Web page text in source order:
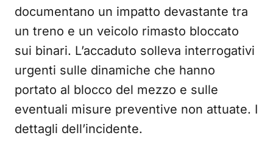
documentano un impatto devastante tra
un treno e un veicolo rimasto bloccato
sui binari. L’accaduto solleva interrogativi
urgenti sulle dinamiche che hanno
portato al blocco del mezzo e sulle
eventuali misure preventive non attuate. I
dettagli dell’incidente.